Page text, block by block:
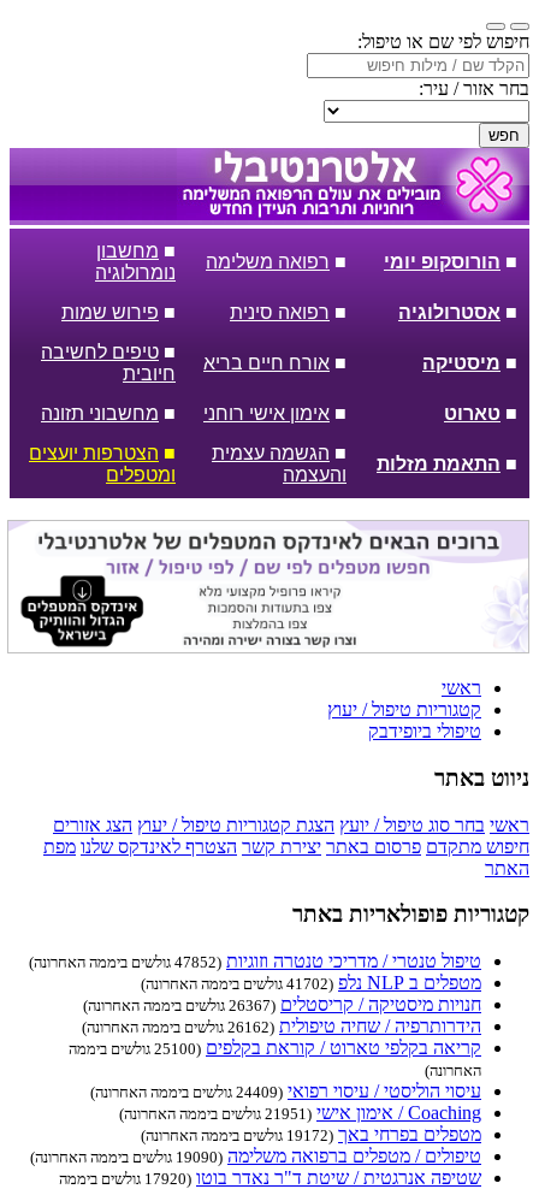
חיפוש לפי שם או טיפול:
בחר אזור / עיר:
חפש
■ הורוסקופ יומי ■ רפואה משלימה
■ מחשבון
נומרולוגיה
■ אסטרולוגיה ■ רפואה סינית ■ פירוש שמות
■ מיסטיקה ■ אורח חיים בריא
■ טיפים לחשיבה
חיובית
■ טארוט ■ אימון אישי רוחני ■ מחשבוני תזונה
■ התאמת מזלות
■ הגשמה עצמית
והעצמה
■ הצטרפות יועצים
ומטפלים
ראשי
קטגוריות טיפול / יעוץ
טיפולי ביופידבק
ניווט באתר
ראשי בחר סוג טיפול / יועץ הצגת קטגוריות טיפול / יעוץ הצג אזורים
חיפוש מתקדם פרסום באתר יצירת קשר הצטרף לאינדקס שלנו מפת
האתר
קטגוריות פופולאריות באתר
טיפול טנטרי / מדריכי טנטרה וזוגיות (47852 גולשים ביממה האחרונה)
מטפלים ב NLP נלפ (41702 גולשים ביממה האחרונה)
חנויות מיסטיקה / קריסטלים (26367 גולשים ביממה האחרונה)
הידרותרפיה / שחיה טיפולית (26162 גולשים ביממה האחרונה)
קריאה בקלפי טארוט / קוראת בקלפים
(25100 גולשים ביממה
האחרונה)
עיסוי הוליסטי / עיסוי רפואי (24409 גולשים ביממה האחרונה)
Coaching / אימון אישי (21951 גולשים ביממה האחרונה)
מטפלים בפרחי באך (19172 גולשים ביממה האחרונה)
טיפולים / מטפלים ברפואה משלימה (19090 גולשים ביממה האחרונה)
שטיפה אנרגטית / שיטת ד"ר נאדר בוטו
(17920 גולשים ביממה